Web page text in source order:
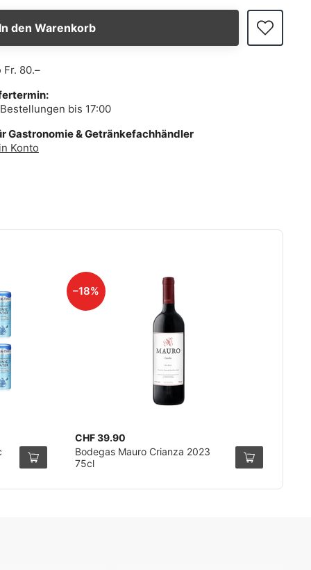
In den Warenkorb
Fr. 80.–
bis 17:00
Gastronomie & Getränkefachhändler
Konto
–18%
CHF 39.90
Bodegas Mauro Crianza 2023
75cl